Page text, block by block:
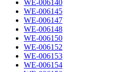
WE-006140
WE-006145
WE-006147
WE-006148
WE-006150
WE-006152
WE-006153
WE-006154